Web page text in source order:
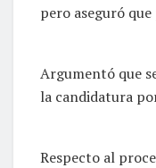
pero aseguró
Argumentó que
la candidatura
Respecto al